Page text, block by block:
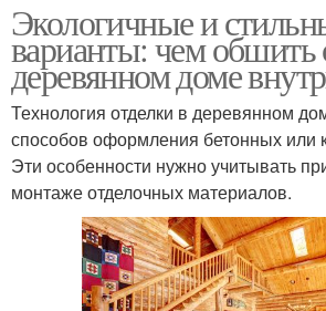
Экологичные и
варианты: чем обшить
деревянном доме
Технология отделки в деревянном
способов оформления бетонных или
Эти особенности нужно учитывать
монтаже отделочных материалов.